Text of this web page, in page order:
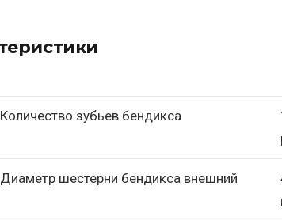
Количество зубьев бендикса
Диаметр шестерни бендикса внешний